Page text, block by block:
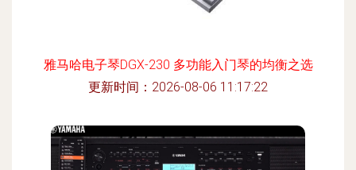
雅马哈电子琴DGX-230 多功能入门琴的均衡之选
更新时间：2026-08-06 11:17:22